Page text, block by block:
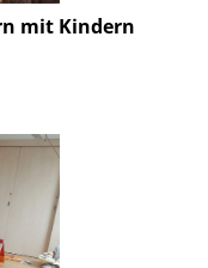
mit Kindern